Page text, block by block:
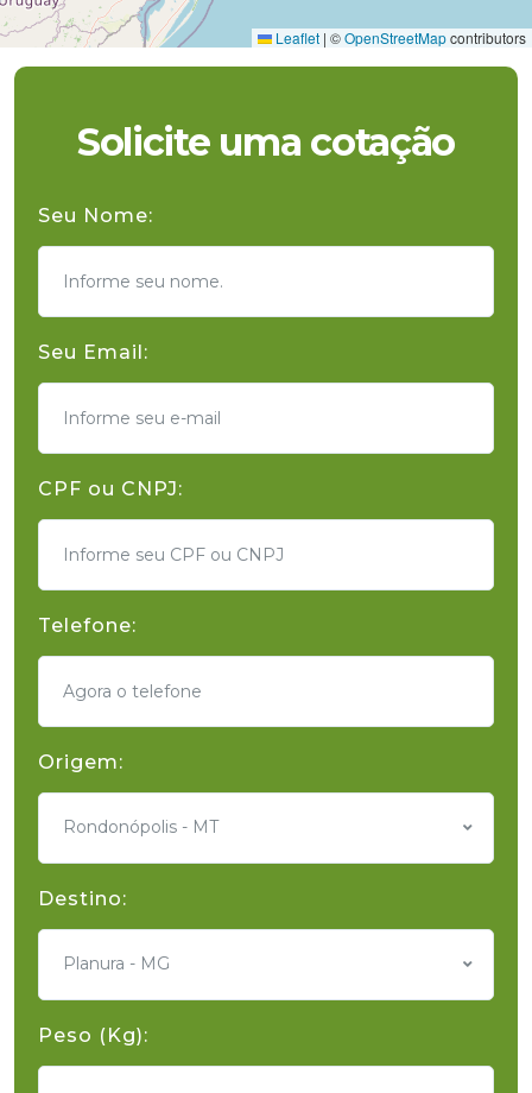
Leaflet | ©OpenStreetMapcontributors
Solicite uma cotação
Seu Nome:
Seu Email:
CPF ou CNPJ:
Telefone:
Origem:
Rondonópolis - MT
Destino:
Planura - MG
Peso (Kg):